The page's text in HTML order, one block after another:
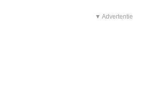
▼ Advertentie